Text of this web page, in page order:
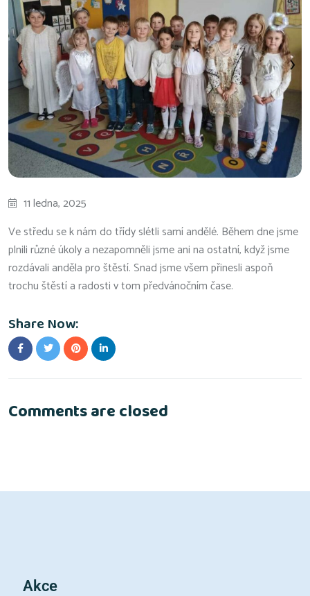
11 ledna, 2025
Ve středu se k nám do třídy slétli samí andělé. Během dne jsme
plnili různé úkoly a nezapomněli jsme ani na ostatní, když jsme
rozdávali anděla pro štěstí. Snad jsme všem přinesli aspoň
trochu štěstí a radosti v tom předvánočním čase.
Share Now:
Comments are closed
Akce